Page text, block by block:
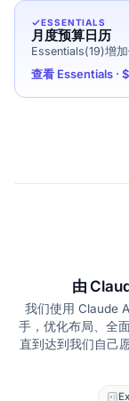
ESSENTIALS
月度预算日历
Essentials(19)增
查看 Essentials ·
由
我们使用 Claude
手，优化布局、全
直到达到我们自己